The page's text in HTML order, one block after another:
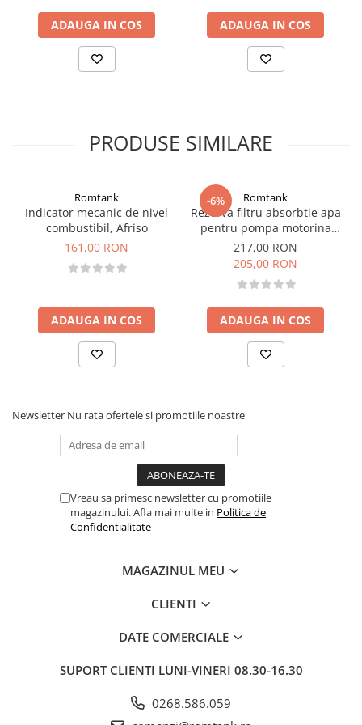
ADAUGA IN COS ADAUGA IN COS
PRODUSE SIMILARE
Romtank
Indicator mecanic de nivel
combustibil, Afriso
161,00 RON
ADAUGA IN COS
-6% Romtank
Rezerva filtru absorbtie apa
pentru pompa motorina
CFD 70-30
217,00 RON
205,00 RON
ADAUGA IN COS
Newsletter Nu rata ofertele si promotiile noastre
Vreau sa primesc newsletter cu promotiile
magazinului. Afla mai multe in Politica de
Confidentialitate
MAGAZINUL MEU
CLIENTI
DATE COMERCIALE
SUPORT CLIENTI LUNI-VINERI 08.30-16.30
0268.586.059